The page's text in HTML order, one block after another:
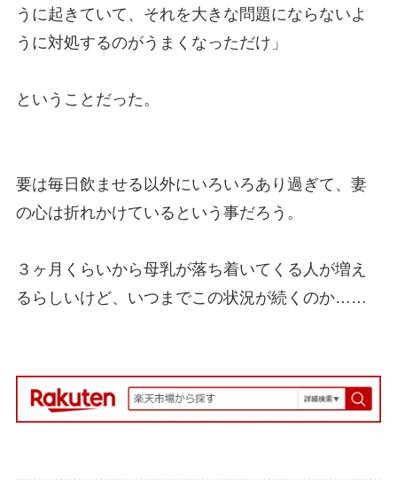
うに起きていて、それを大きな問題にならないよ
うに対処するのがうまくなっただけ」
ということだった。
要は毎日飲ませる以外にいろいろあり過ぎて、妻
の心は折れかけているという事だろう。
３ヶ月くらいから母乳が落ち着いてくる人が増え
るらしいけど、いつまでこの状況が続くのか……